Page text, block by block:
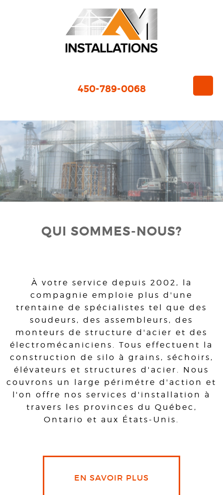
450-789-0068
QUI SOMMES-NOUS?
À votre service depuis 2002, la
compagnie emploie plus d'une
trentaine de spécialistes tel que des
soudeurs, des assembleurs, des
monteurs de structure d'acier et des
électromécaniciens. Tous effectuent la
construction de silo à grains, séchoirs,
élévateurs et structures d'acier. Nous
couvrons un large périmétre d'action et
l'on offre nos services d'installation à
travers les provinces du Québec,
Ontario et aux États-Unis.
EN SAVOIR PLUS